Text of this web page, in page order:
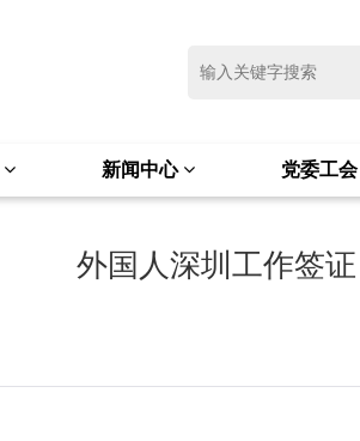
新闻中心 党委工会
外国人深圳工作签证